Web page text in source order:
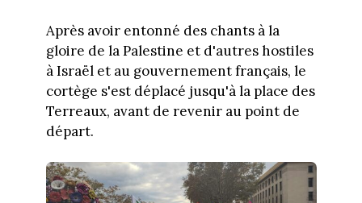
Après avoir entonné des chants à la
gloire de la Palestine et d'autres hostiles
à Israël et au gouvernement français, le
cortège s'est déplacé jusqu'à la place des
Terreaux, avant de revenir au point de
départ.